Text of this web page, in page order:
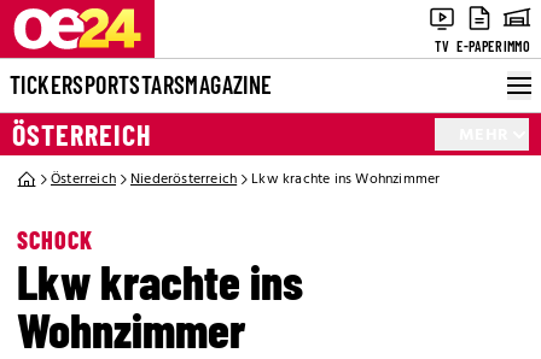
TV E-PAPERIMMO
TICKERSPORTSTARSMAGAZINE
ÖSTERREICH
Österreich Niederösterreich Lkw krachte ins Wohnzimmer
SCHOCK
Lkw krachte ins
Wohnzimmer